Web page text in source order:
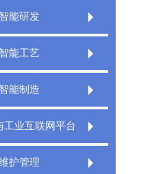
智能研发
生命周期管理系统
管理系统
据管理系统
智能工艺
艺规划管理系统
三维工艺
智能制造
制造规划执行系统
管理系统
工业互联网平台
Foundation数字工厂
护管理